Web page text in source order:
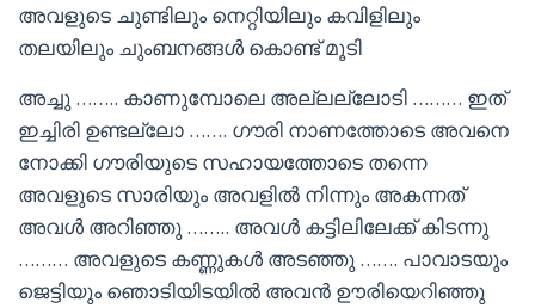
അവളുടെ ചുണ്ടിലും നെറ്റിയിലും കവിളിലും
തലയിലും ചുംബനങ്ങൾ കൊണ്ട് മൂടി
അച്ചു …….. കാണുമ്പോലെ അല്ലല്ലോടി ……… ഇത്
ഇച്ചിരി ഉണ്ടല്ലോ ……. ഗൗരി നാണത്തോടെ അവനെ
നോക്കി ഗൗരിയുടെ സഹായത്തോടെ തന്നെ
അവളുടെ സാരിയും അവളിൽ നിന്നും അകന്നത്
അവൾ അറിഞ്ഞു …….. അവൾ കട്ടിലിലേക്ക് കിടന്നു
……… അവളുടെ കണ്ണുകൾ അടഞ്ഞു ……. പാവാടയും
ജെട്ടിയും ഞൊടിയിടയിൽ അവൻ ഊരിയെറിഞ്ഞു